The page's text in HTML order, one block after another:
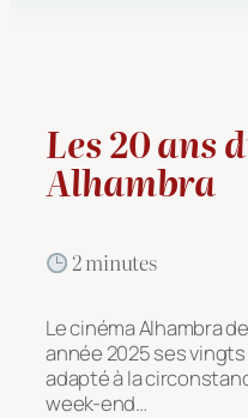
Les 20 ans
Alhambra
2 minutes
Le cinéma Alhambra
année 2025 ses
adapté à la
week-end…